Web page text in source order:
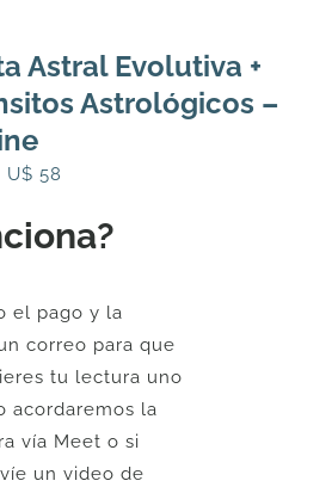
Astral Evolutiva +
Astrológicos –
El
original
U$
U$ 58
actual
el pago y la
correo para que
tu lectura uno
acordaremos la
vía Meet o si
un video de